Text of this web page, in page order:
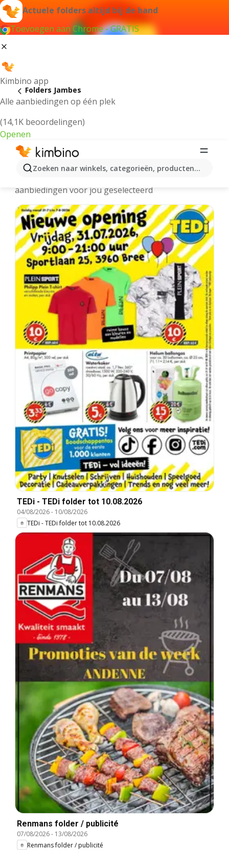
Actuele folders altijd bij de hand
Toevoegen aan Chrome - GRATIS
Kimbino app
Alle aanbiedingen op één plek
(14,1K beoordelingen)
Openen
Zoeken naar winkels, categorieën, producten...
Folders Jambes
Jambes folders online
aanbiedingen voor jou geselecteerd
TEDi - TEDi folder tot 10.08.2026
04/08/2026- 10/08/2026
TEDi - TEDi folder tot 10.08.2026
Renmans folder / publicité
07/08/2026- 13/08/2026
Renmans folder / publicité